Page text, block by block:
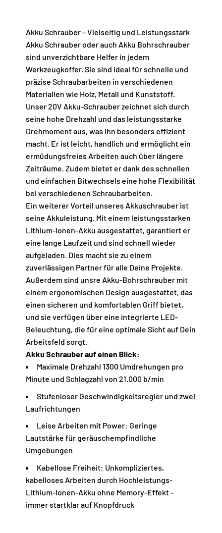
Akku Schrauber – Vielseitig und Leistungsstark
Akku Schrauber oder auch Akku Bohrschrauber
sind unverzichtbare Helfer in jedem
Werkzeugkoffer. Sie sind ideal für schnelle und
präzise Schraubarbeiten in verschiedenen
Materialien wie Holz, Metall und Kunststoff.
Unser 20V Akku-Schrauber zeichnet sich durch
seine hohe Drehzahl und das leistungsstarke
Drehmoment aus, was ihn besonders effizient
macht. Er ist leicht, handlich und ermöglicht ein
ermüdungsfreies Arbeiten auch über längere
Zeiträume. Zudem bietet er dank des schnellen
und einfachen Bitwechsels eine hohe Flexibilität
bei verschiedenen Schraubarbeiten.
Ein weiterer Vorteil unseres Akkuschrauber ist
seine Akkuleistung. Mit einem leistungsstarken
Lithium-Ionen-Akku ausgestattet, garantiert er
eine lange Laufzeit und sind schnell wieder
aufgeladen. Dies macht sie zu einem
zuverlässigen Partner für alle Deine Projekte.
Außerdem sind unsre Akku-Bohrschrauber mit
einem ergonomischen Design ausgestattet, das
einen sicheren und komfortablen Griff bietet,
und sie verfügen über eine integrierte LED-
Beleuchtung, die für eine optimale Sicht auf Dein
Arbeitsfeld sorgt.
Akku Schrauber auf einen Blick:
Maximale Drehzahl 1300 Umdrehungen pro
Minute und Schlagzahl von 21.000 b/min
Stufenloser Geschwindigkeitsregler und zwei
Laufrichtungen
Leise Arbeiten mit Power: Geringe
Lautstärke für geräuschempfindliche
Umgebungen
Kabellose Freiheit: Unkompliziertes,
kabelloses Arbeiten durch Hochleistungs-
Lithium-Ionen-Akku ohne Memory-Effekt -
immer startklar auf Knopfdruck